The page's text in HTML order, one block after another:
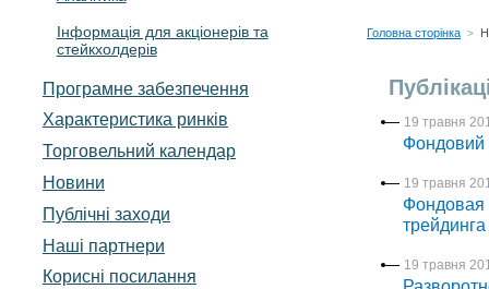
4 серпня 2026 р. До
Інформація для акціонерів та
стейкхолдерів
Програмне забезпечення
Характеристика pинків
Торговельний календар
Новини
Публічні заходи
Наші партнери
Корисні посилання
Головна сторінка >
19 травня
Фондовий
19 травня
Фондовая
трейдинга
19 травня